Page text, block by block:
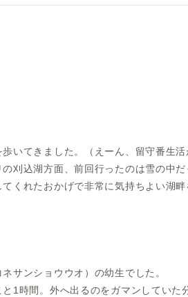
いてきました。（えーん、留守番生活
刈込湖方面、前回行ったのは雪の中だ
くれたおかげで非常に気持ちよい湖
サンショウウオ）の幼生でした。
1時間。外へ出るのをガマンしていた